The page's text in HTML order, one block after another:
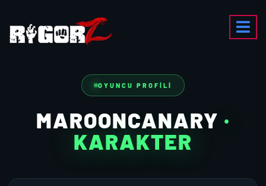
OYUNCU PROFILI
MAROONCANARY ·
KARAKTER